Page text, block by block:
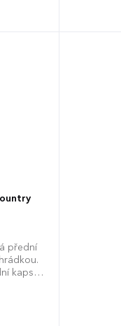
přední
kapsa.
popruh
Vysoce